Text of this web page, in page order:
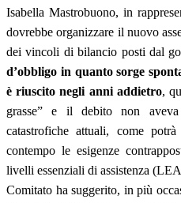
Isabella Mastrobuono, in
dovrebbe organizzare il nuovo
dei vincoli di bilancio posti dal
d’obbligo in quanto sorge
è riuscito negli anni addietro,
grasse” e il debito non
catastrofiche attuali, come
contempo le esigenze
livelli essenziali di assistenza
Comitato ha suggerito, in più